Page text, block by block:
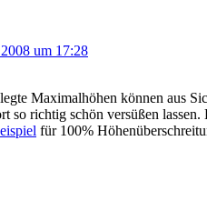
um 17:28
Maximalhöhen können aus
so richtig schön versüßen
für 100%